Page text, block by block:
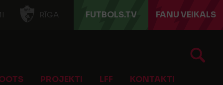
RĪGA FUTBOLS.TV FANU VEIKALS
PROJEKTI LFF KONTAKTI